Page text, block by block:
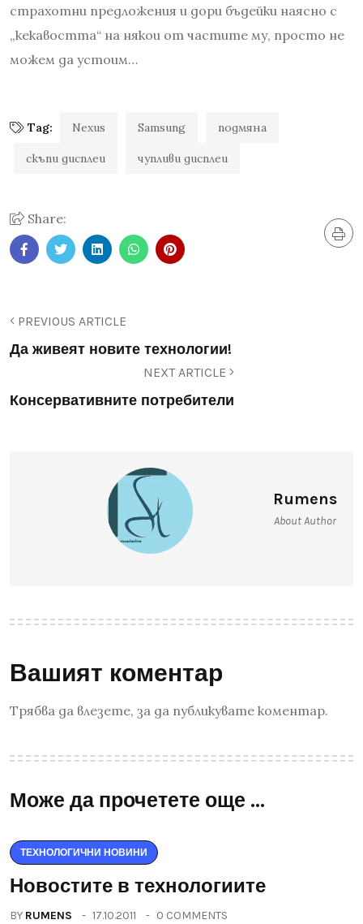
страхотни предложения и дори бъдейки наясно с
„кекавостта“ на някои от частите му, просто не
можем да устоим…
Tag: Nexus Samsung подмяна
скъпи дисплеи чупливи дисплеи
Share:
PREVIOUS ARTICLE
Да живеят новите технологии!
NEXT ARTICLE
Консервативните потребители
Rumens
About Author
Вашият коментар
Трябва да влезете, за да публикувате коментар.
Може да прочетете още ...
ТЕХНОЛОГИЧНИ НОВИНИ
Новостите в технологиите
BY RUMENS 17.10.2011 0 COMMENTS